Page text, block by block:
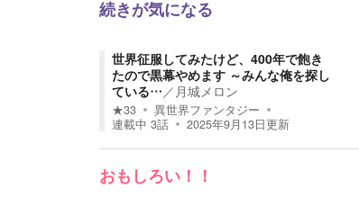
続きが気になる
世界征服してみたけど、400年で飽き
たので黒幕やめます ～みんな俺を探し
ている…／ 月城メロン
★33
異世界ファンタジー
連載中 3話 2025年9月13日更新
おもしろい！！